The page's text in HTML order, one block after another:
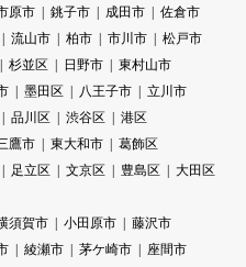
原市 銚子市 成田市
佐倉市
流山市 柏市 市川市
松戸市
杉並区 日野市
東村山市
墨田区 八王子市
立川市
品川区 渋谷区
港区
鷹市 東大和市
葛飾区
足立区 文京区 豊島区
大田区
須賀市 小田原市
藤沢市
綾瀬市 茅ケ崎市
座間市